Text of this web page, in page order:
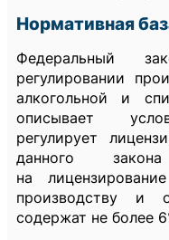
Нормативная
Федеральный
регулировании
алкогольной и
описывает
регулирует
данного
на
производству и
содержат не более